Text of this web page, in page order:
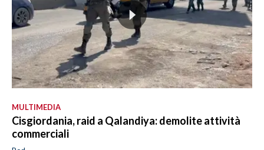
MULTIMEDIA
Cisgiordania, raid a Qalandiya: demolite attività
commerciali